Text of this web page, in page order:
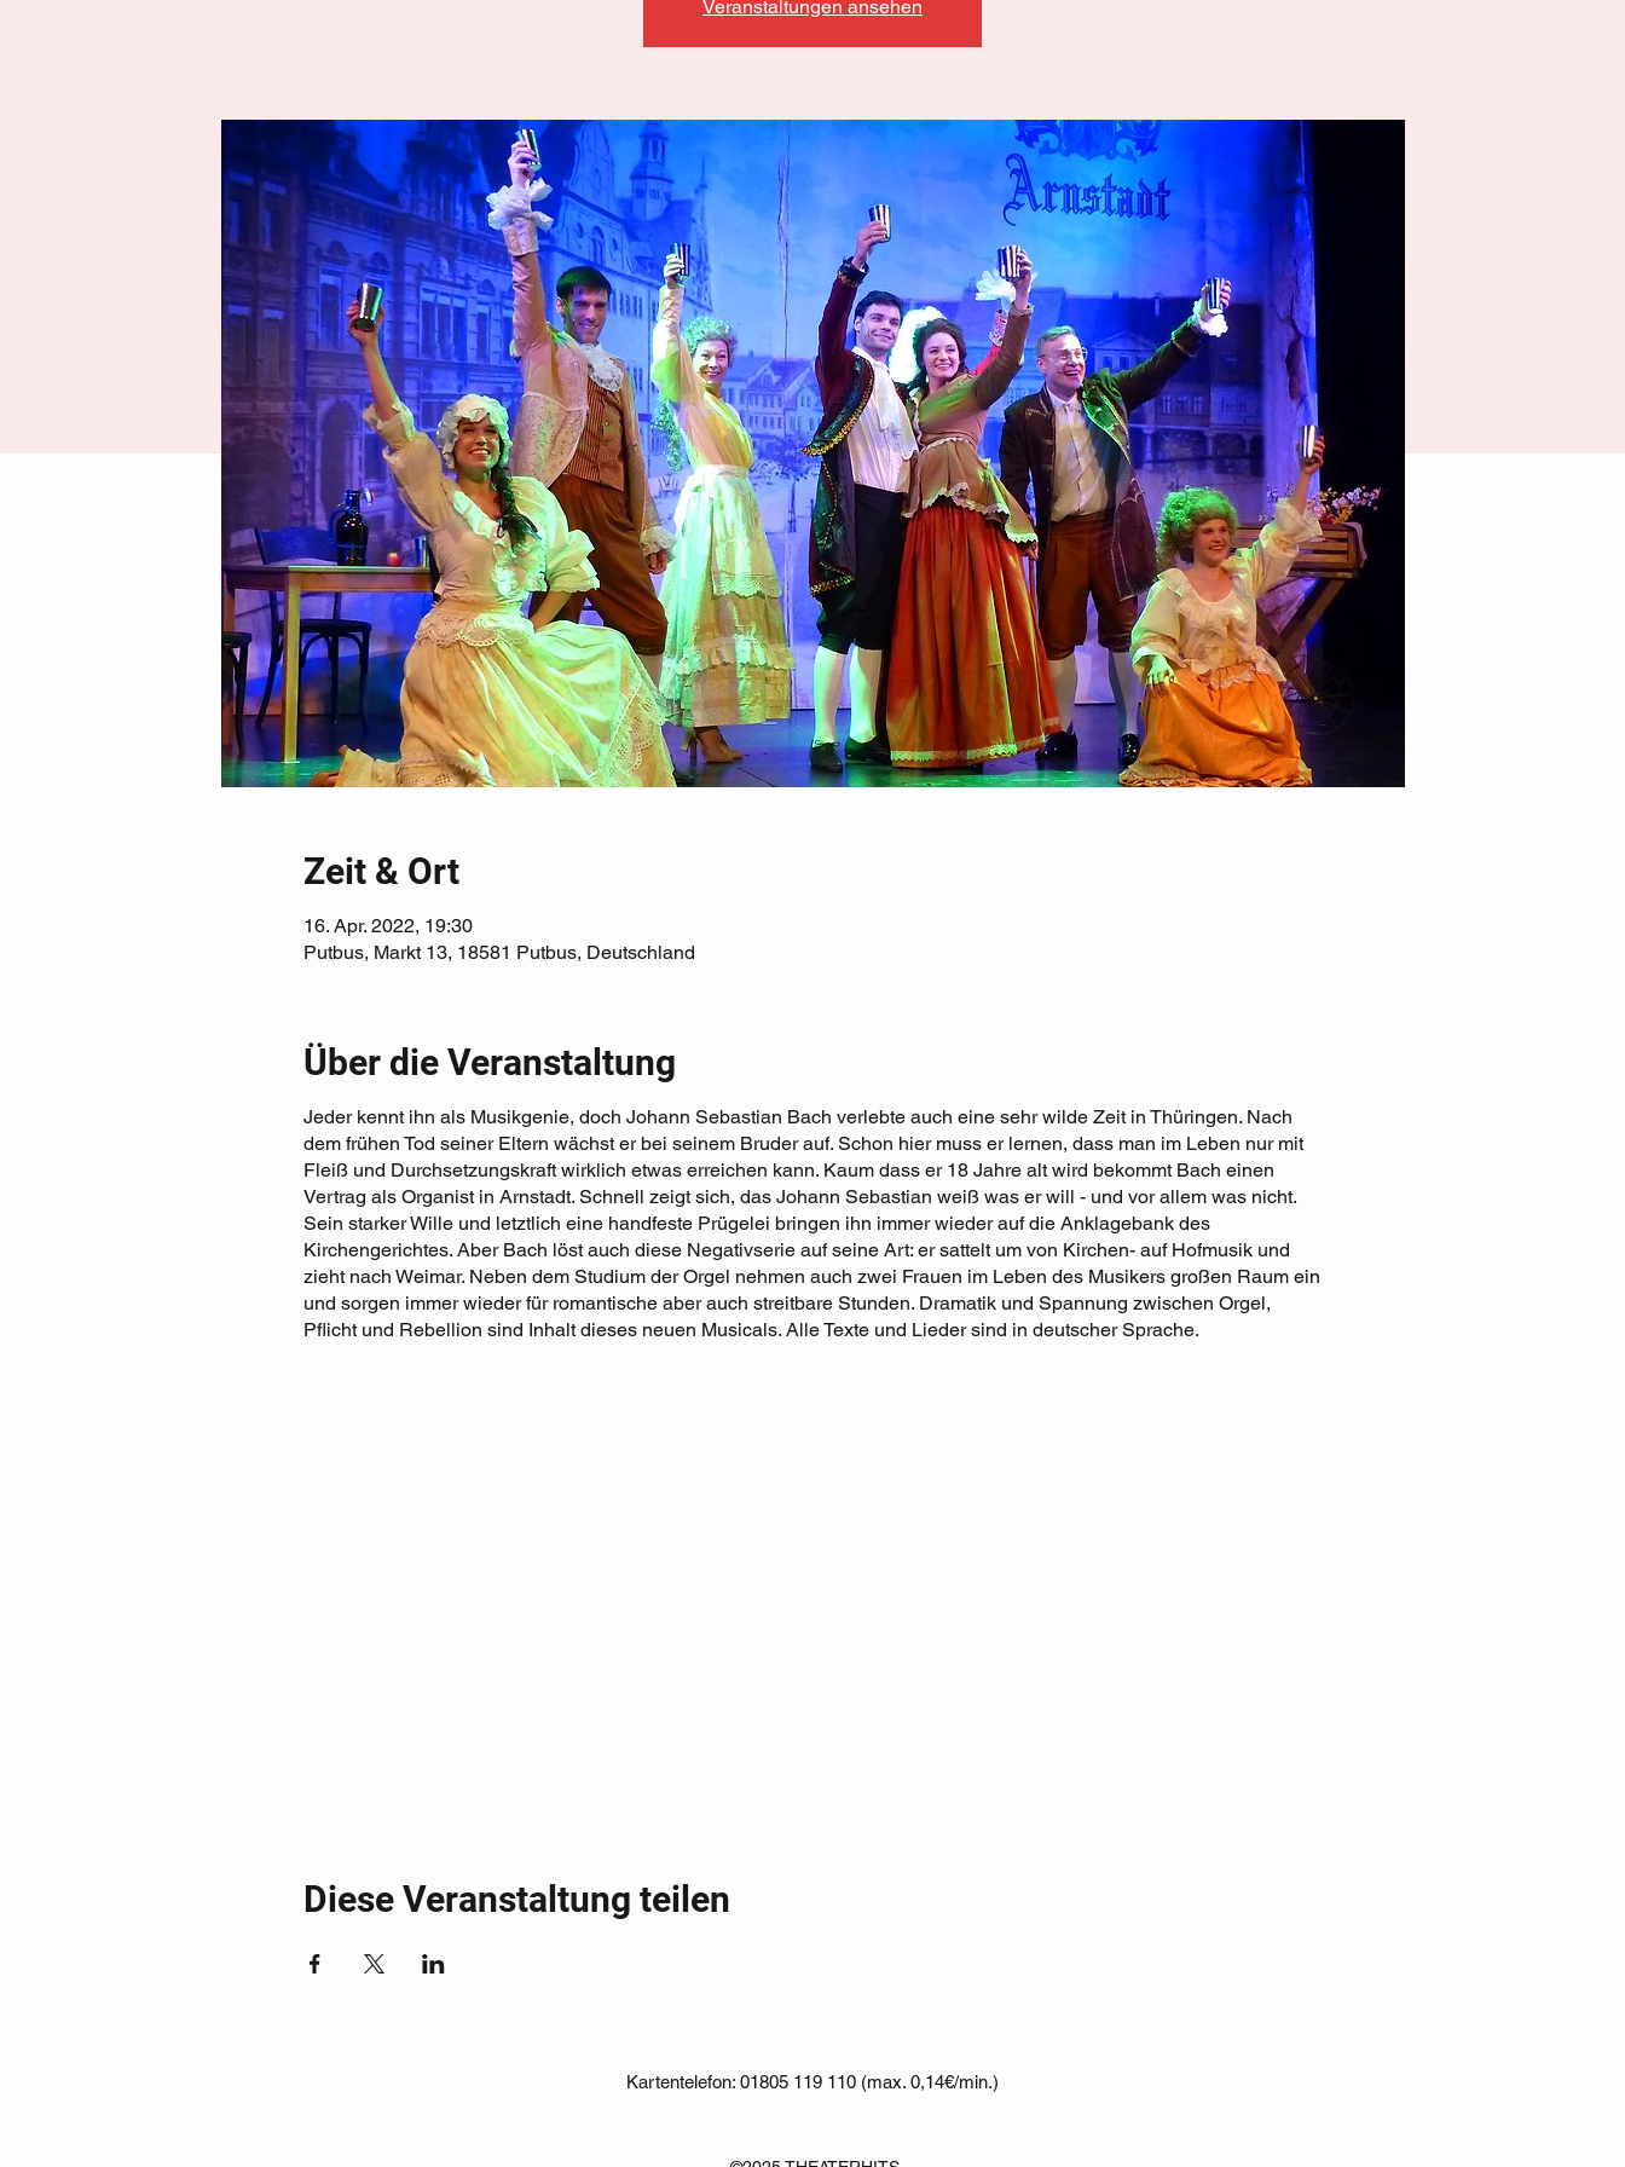
Veranstaltungen ansehen
Zeit & Ort
16. Apr. 2022, 19:30
Putbus, Markt 13, 18581 Putbus, Deutschland
Über die Veranstaltung
Jeder kennt ihn als Musikgenie, doch Johann Sebastian Bach verlebte auch eine sehr wilde Zeit in Thüringen. Nach
dem frühen Tod seiner Eltern wächst er bei seinem Bruder auf. Schon hier muss er lernen, dass man im Leben nur mit
Fleiß und Durchsetzungskraft wirklich etwas erreichen kann. Kaum dass er 18 Jahre alt wird bekommt Bach einen
Vertrag als Organist in Arnstadt. Schnell zeigt sich, das Johann Sebastian weiß was er will - und vor allem was nicht.
Sein starker Wille und letztlich eine handfeste Prügelei bringen ihn immer wieder auf die Anklagebank des
Kirchengerichtes. Aber Bach löst auch diese Negativserie auf seine Art: er sattelt um von Kirchen- auf Hofmusik und
zieht nach Weimar. Neben dem Studium der Orgel nehmen auch zwei Frauen im Leben des Musikers großen Raum ein
und sorgen immer wieder für romantische aber auch streitbare Stunden. Dramatik und Spannung zwischen Orgel,
Pflicht und Rebellion sind Inhalt dieses neuen Musicals. Alle Texte und Lieder sind in deutscher Sprache.
Diese Veranstaltung teilen
Kartentelefon: 01805 119 110 (max. 0,14€/min.)